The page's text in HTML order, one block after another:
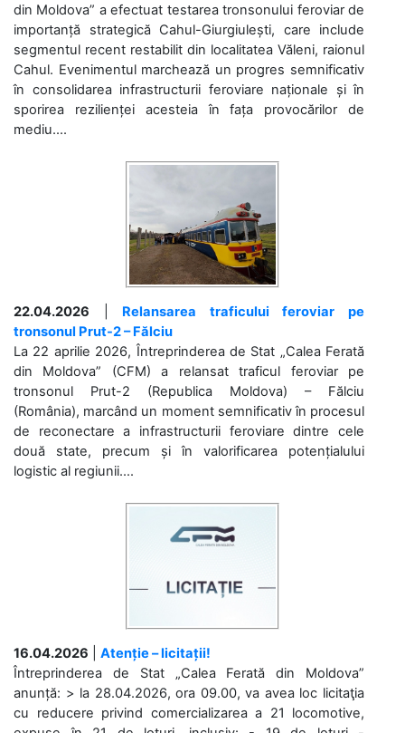
din Moldova” a efectuat testarea tronsonului feroviar de
importanță strategică Cahul-Giurgiulești, care include
segmentul recent restabilit din localitatea Văleni, raionul
Cahul. Evenimentul marchează un progres semnificativ
în consolidarea infrastructurii feroviare naționale și în
sporirea rezilienței acesteia în fața provocărilor de
mediu....
22.04.2026
Relansarea traficului feroviar pe
tronsonul Prut-2 – Fălciu
La 22 aprilie 2026, Întreprinderea de Stat „Calea Ferată
din Moldova” (CFM) a relansat traficul feroviar pe
tronsonul Prut-2 (Republica Moldova) – Fălciu
(România), marcând un moment semnificativ în procesul
de reconectare a infrastructurii feroviare dintre cele
două state, precum și în valorificarea potențialului
logistic al regiunii....
16.04.2026
Atenție – licitații!
Întreprinderea de Stat „Calea Ferată din Moldova”
anunță: > la 28.04.2026, ora 09.00, va avea loc licitaţia
cu reducere privind comercializarea a 21 locomotive,